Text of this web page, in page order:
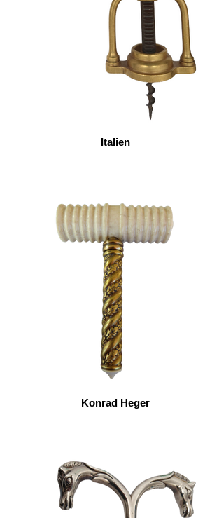
Italien
Konrad Heger